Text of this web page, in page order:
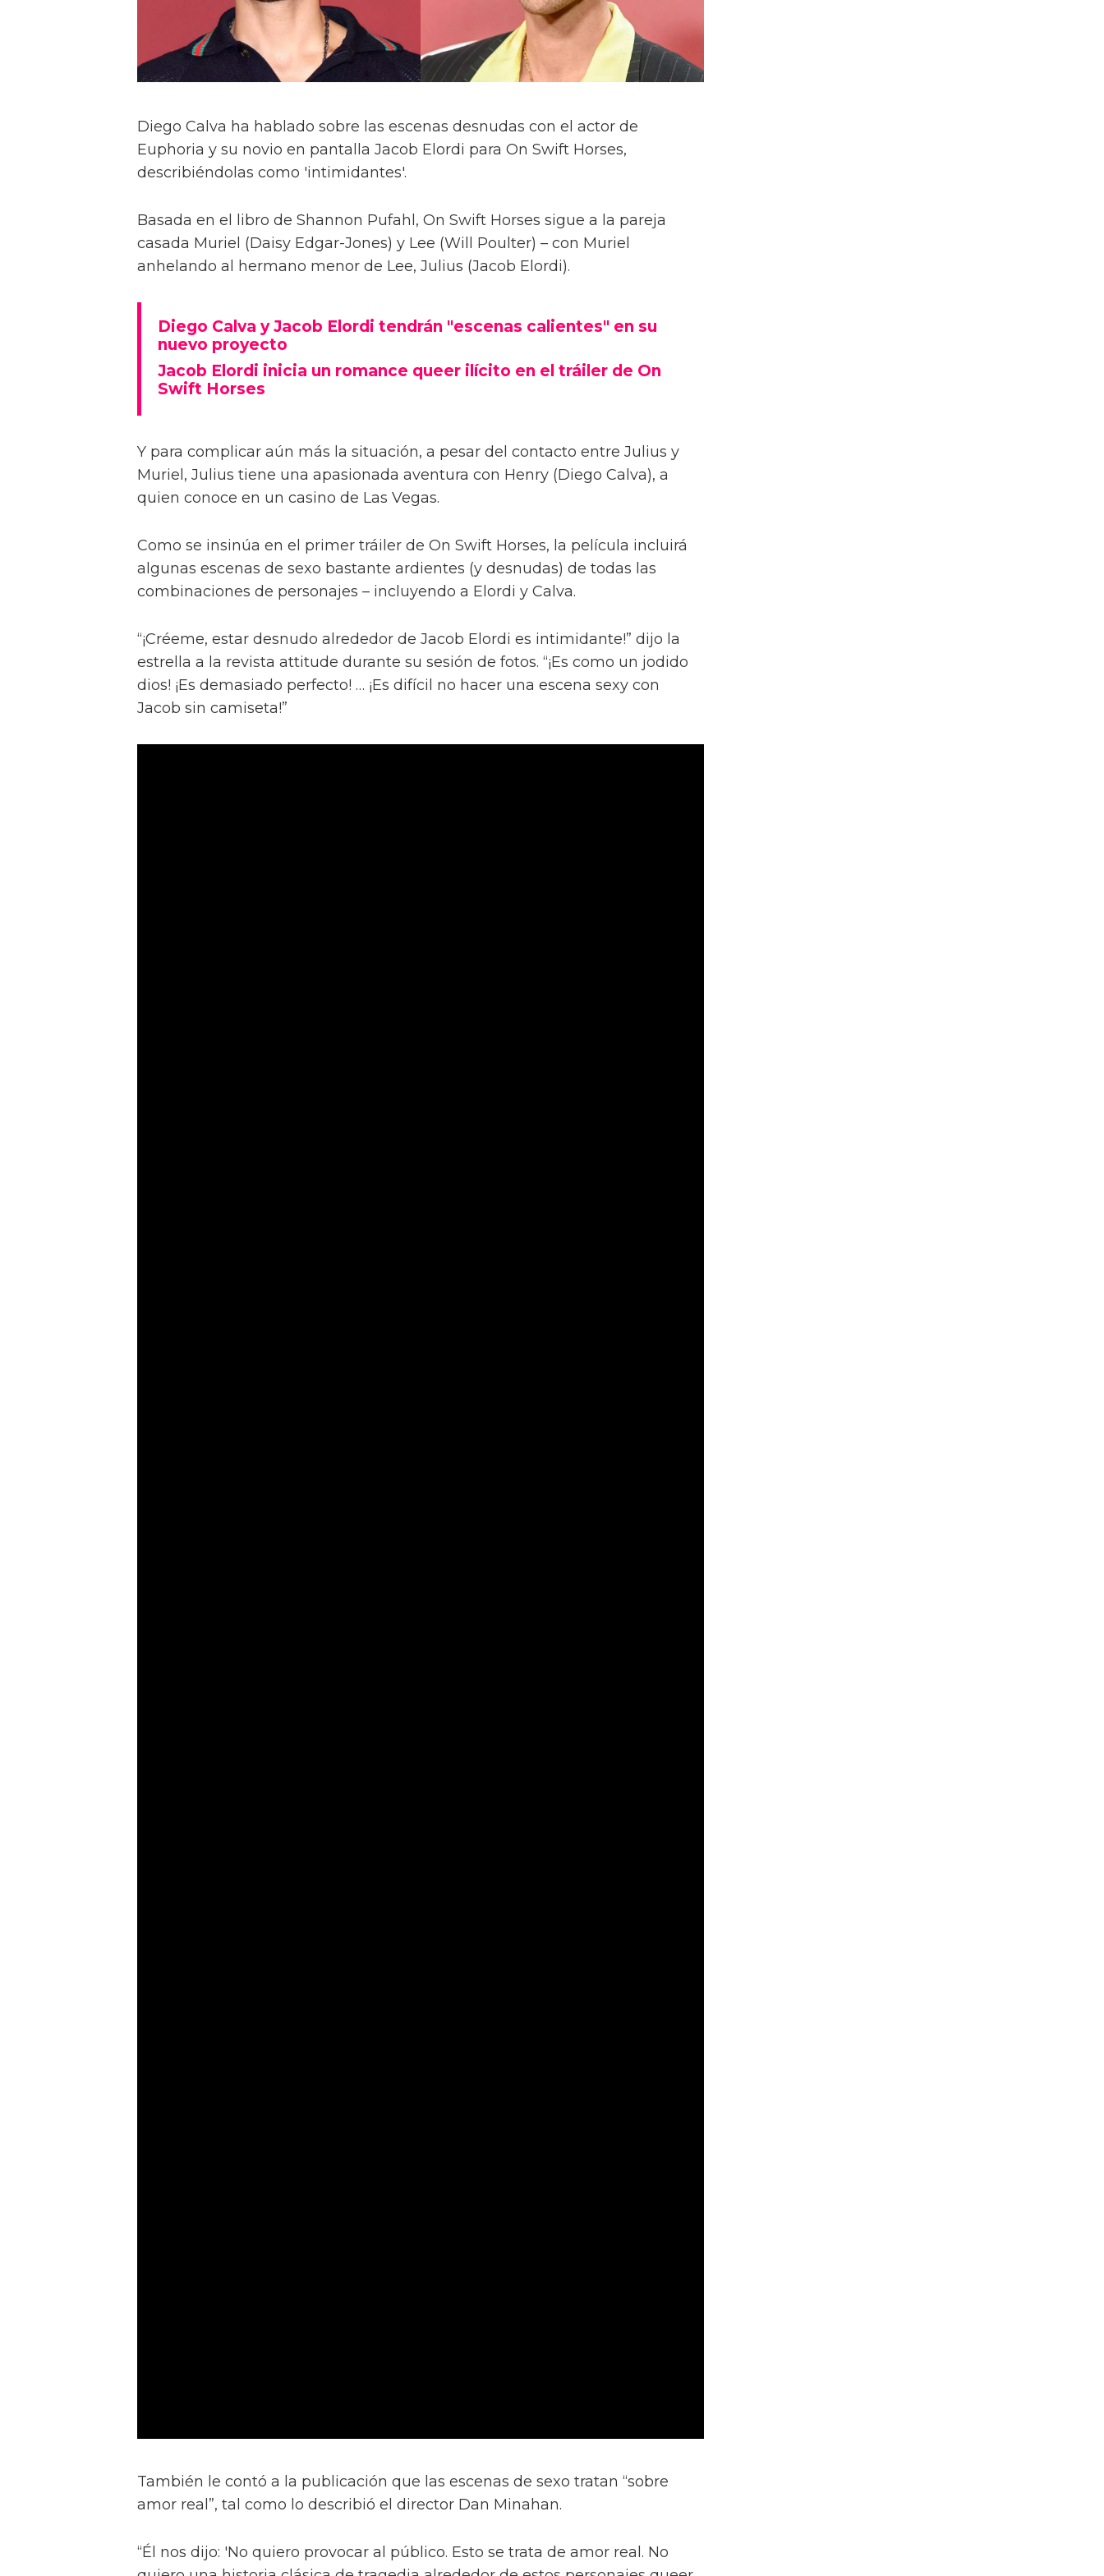
Diego Calva ha hablado sobre las escenas desnudas con el actor de
Euphoria y su novio en pantalla Jacob Elordi para On Swift Horses,
describiéndolas como 'intimidantes'.
Basada en el libro de Shannon Pufahl, On Swift Horses sigue a la pareja
casada Muriel (Daisy Edgar-Jones) y Lee (Will Poulter) – con Muriel
anhelando al hermano menor de Lee, Julius (Jacob Elordi).
Diego Calva y Jacob Elordi tendrán "escenas calientes" en su
nuevo proyecto
Jacob Elordi inicia un romance queer ilícito en el tráiler de On
Swift Horses
Y para complicar aún más la situación, a pesar del contacto entre Julius y
Muriel, Julius tiene una apasionada aventura con Henry (Diego Calva), a
quien conoce en un casino de Las Vegas.
Como se insinúa en el primer tráiler de On Swift Horses, la película incluirá
algunas escenas de sexo bastante ardientes (y desnudas) de todas las
combinaciones de personajes – incluyendo a Elordi y Calva.
“¡Créeme, estar desnudo alrededor de Jacob Elordi es intimidante!” dijo la
estrella a la revista attitude durante su sesión de fotos. “¡Es como un jodido
dios! ¡Es demasiado perfecto! … ¡Es difícil no hacer una escena sexy con
Jacob sin camiseta!”
También le contó a la publicación que las escenas de sexo tratan “sobre
amor real”, tal como lo describió el director Dan Minahan.
“Él nos dijo: 'No quiero provocar al público. Esto se trata de amor real. No